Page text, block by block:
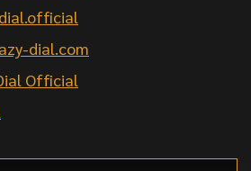
dial.com
Official